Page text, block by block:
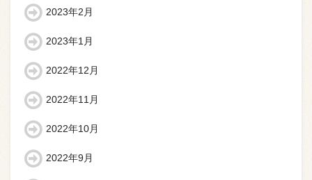
2023年2月
2023年1月
2022年12月
2022年11月
2022年10月
2022年9月